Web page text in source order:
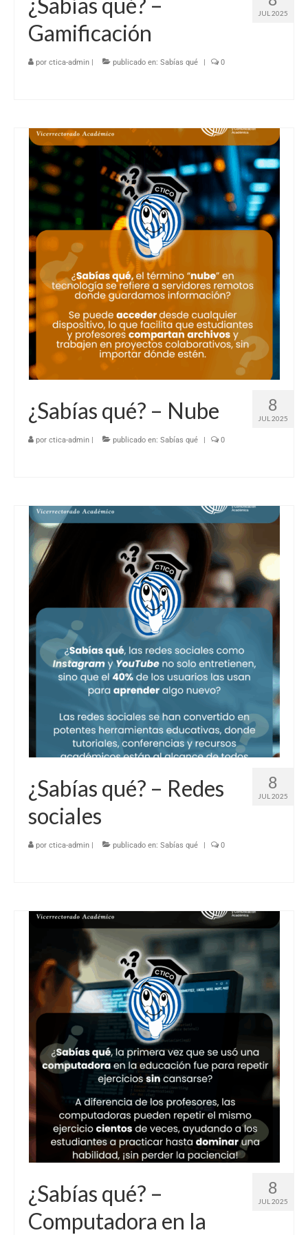
JUL 2025
Gamificación
por ctica-admin publicado en: Sabías qué 0
8
JUL 2025
¿Sabías qué? – Nube
por ctica-admin publicado en: Sabías qué 0
8
JUL 2025
¿Sabías qué? – Redes
sociales
por ctica-admin publicado en: Sabías qué 0
8
JUL 2025
¿Sabías qué? –
Computadora en la